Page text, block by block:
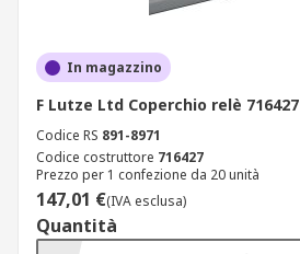
In magazzino
F Lutze Ltd Coperchio relè 716427
Codice RS 891-8971
Codice costruttore 716427
Prezzo per 1 confezione da 20 unità
147,01 €(IVA esclusa)
Quantità